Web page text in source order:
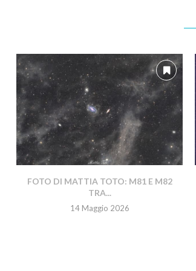
FOTO DI MATTIA TOTO: M81 E M82
TRA...
14 Maggio 2026